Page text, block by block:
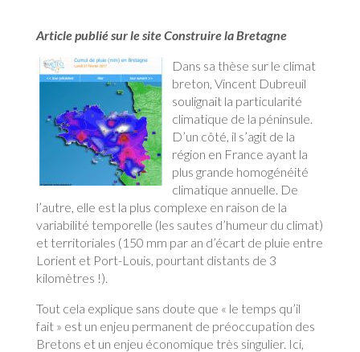
Article publié sur le site Construire la Bretagne
Dans sa thèse sur le climat
breton, Vincent Dubreuil
soulignait la particularité
climatique de la péninsule.
D’un côté, il s’agit de la
région en France ayant la
plus grande homogénéité
climatique annuelle. De
l’autre, elle est la plus complexe en raison de la
variabilité temporelle (les sautes d’humeur du climat)
et territoriales (150 mm par an d’écart de pluie entre
Lorient et Port-Louis, pourtant distants de 3
kilomètres !).
Tout cela explique sans doute que « le temps qu’il
fait » est un enjeu permanent de préoccupation des
Bretons et un enjeu économique très singulier. Ici,